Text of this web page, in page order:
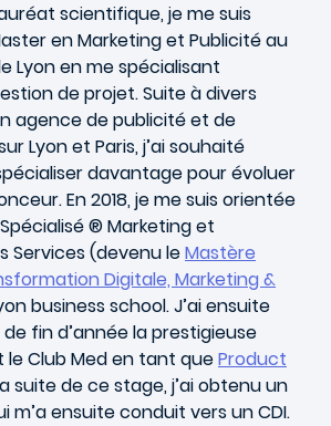
scientifique, je me suis
en Marketing et Publicité au
Lyon en me spécialisant
de projet. Suite à divers
agence de publicité et de
Lyon et Paris, j’ai souhaité
davantage pour évoluer
En 2018, je me suis orientée
® Marketing et
Services (devenu leMastère
Digitale, Marketing &
business school. J’ai ensuite
fin d’année la prestigieuse
le Club Med en tant queProduct
suite de ce stage, j’ai obtenu un
m’a ensuite conduit vers un CDI.